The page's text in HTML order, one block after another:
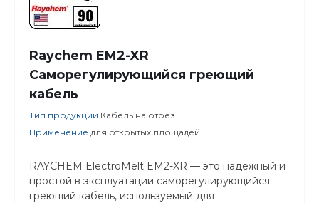
Raychem EM2-XR
Cаморегулирующийся греющий
кабель
Тип продукции Кабель на отрез
Применение для открытых площадей
RAYCHEM ElectroMelt EM2-XR — это надежный и
простой в эксплуатации саморегулирующийся
греющий кабель, используемый для